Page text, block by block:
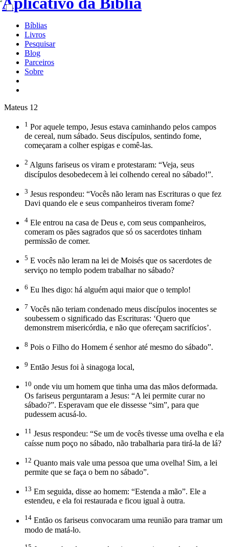
Bíblias
Livros
Pesquisar
Blog
Parceiros
Sobre
Mateus 12
1 Por aquele tempo, Jesus estava caminhando pelos campos
de cereal, num sábado. Seus discípulos, sentindo fome,
começaram a colher espigas e comê-las.
2 Alguns fariseus os viram e protestaram: “Veja, seus
discípulos desobedecem à lei colhendo cereal no sábado!”.
3 Jesus respondeu: “Vocês não leram nas Escrituras o que fez
Davi quando ele e seus companheiros tiveram fome?
4 Ele entrou na casa de Deus e, com seus companheiros,
comeram os pães sagrados que só os sacerdotes tinham
permissão de comer.
5 E vocês não leram na lei de Moisés que os sacerdotes de
serviço no templo podem trabalhar no sábado?
6 Eu lhes digo: há alguém aqui maior que o templo!
7 Vocês não teriam condenado meus discípulos inocentes se
soubessem o significado das Escrituras: ‘Quero que
demonstrem misericórdia, e não que ofereçam sacrifícios’.
8 Pois o Filho do Homem é senhor até mesmo do sábado”.
9 Então Jesus foi à sinagoga local,
10 onde viu um homem que tinha uma das mãos deformada.
Os fariseus perguntaram a Jesus: “A lei permite curar no
sábado?”. Esperavam que ele dissesse “sim”, para que
pudessem acusá-lo.
11 Jesus respondeu: “Se um de vocês tivesse uma ovelha e ela
caísse num poço no sábado, não trabalharia para tirá-la de lá?
12 Quanto mais vale uma pessoa que uma ovelha! Sim, a lei
permite que se faça o bem no sábado”.
13 Em seguida, disse ao homem: “Estenda a mão”. Ele a
estendeu, e ela foi restaurada e ficou igual à outra.
14 Então os fariseus convocaram uma reunião para tramar um
modo de matá-lo.